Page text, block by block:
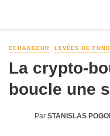
ECHANGEUR LEVÉES DE
La crypto-
boucle une
Par STANISLAS